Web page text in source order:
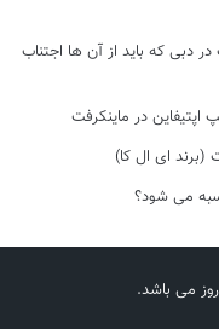
دبی که باید از آن ها اجتناب
در ماینکرفت
ای ال کا)
می شود؟
می باشد.